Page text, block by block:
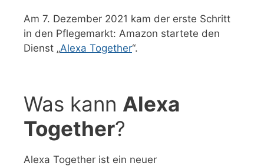
Am 7. Dezember 2021 kam der erste Schritt
in den Pflegemarkt: Amazon startete den
Dienst „Alexa Together“.
Was kann Alexa
Together?
Alexa Together ist ein neuer